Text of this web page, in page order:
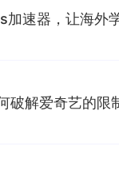
加速器，让海外
破解爱奇艺的限